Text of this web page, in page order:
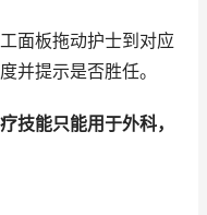
面板拖动护士到对应
并提示是否胜任。
技能只能用于外科，